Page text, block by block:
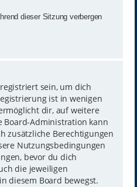
dieser Sitzung verbergen
sein, um dich
ist in wenigen
dir, auf weitere
Board-Administration kann
zusätzliche Berechtigungen
Nutzungsbedingungen
bevor du dich
die jeweiligen
diesem Board bewegst.